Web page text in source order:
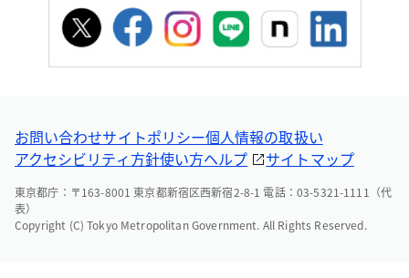
お問い合わせサイトポリシー個人情報の取扱い
アクセシビリティ方針使い方ヘルプ サイトマップ
東京都庁：〒163-8001 東京都新宿区西新宿2-8-1 電話：03-5321-1111（代
表）
Copyright (C) Tokyo Metropolitan Government. All Rights Reserved.